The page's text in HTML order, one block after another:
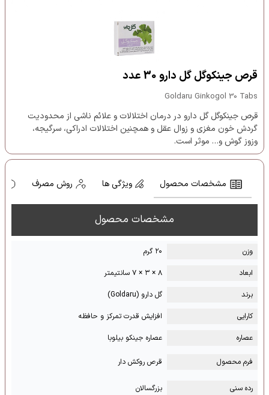
قرص جینکوگل گل دارو 30 عدد
Goldaru Ginkogol 30 Tabs
قرص جینکوگل گل دارو در درمان اختلالات و علائم ناشی از محدودیت
گردش خون مغزی و زوال عقل و همچنین اختلالات ادراکی، سرگیجه،
وزوز گوش و… موثر است.
مشخصات محصول ویژگی ها روش مصرف
مشخصات محصول
وزن
۲۰ گرم
ابعاد
۸ × ۳ × ۷ سانتیمتر
برند
گل دارو (Goldaru)
کارایی
افزایش قدرت تمرکز و حافظه
عصاره
عصاره جینکو بیلوبا
فرم محصول قرص روکش دار
رده سنی
بزرگسالان